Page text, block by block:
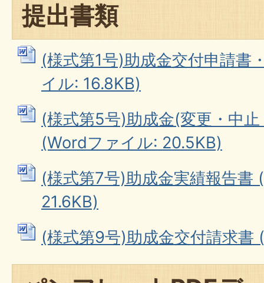
提出書類
(様式第1号)助成金交付申請書
イル: 16.8KB)
(様式第5号)助成金(変更・中
(Wordファイル: 20.5KB)
(様式第7号)助成金実績報告書
21.6KB)
(様式第9号)助成金交付請求書